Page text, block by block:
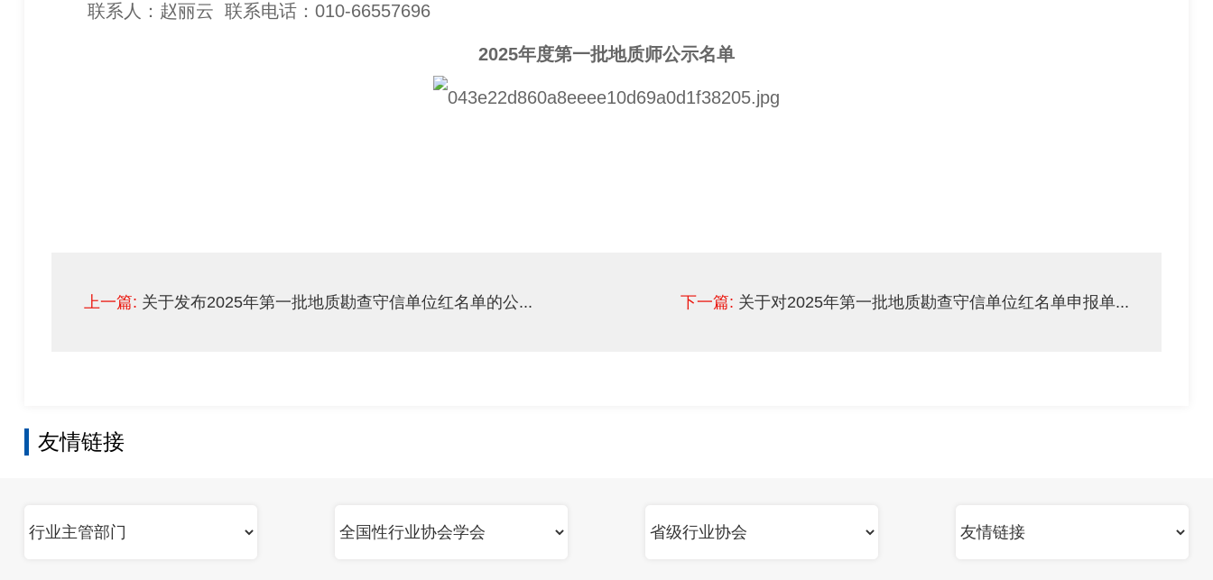
联系人：赵丽云 联系电话：010-66557696
2025年度第一批地质师公示名单
上一篇: 关于发布2025年第一批地质勘查守信单位红名单的公... 下一篇: 关于对2025年第一批地质勘查守信单位红名单申报单...
友情链接